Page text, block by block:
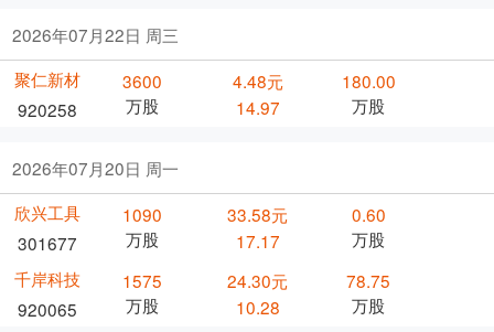
2026年07月22日 周三
聚仁新材
920258
3600
万股
4.48元
14.97
180.00
万股
2026年07月20日 周一
欣兴工具
301677
1090
万股
33.58元
17.17
0.60
万股
千岸科技
920065
1575
万股
24.30元
10.28
78.75
万股